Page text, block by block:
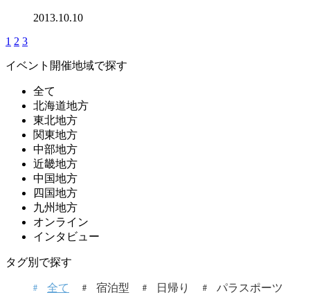
2013.10.10
1 2 3
イベント開催地域で探す
全て
北海道地方
東北地方
関東地方
中部地方
近畿地方
中国地方
四国地方
九州地方
オンライン
インタビュー
タグ別で探す
全て 宿泊型 日帰り
パラスポーツ